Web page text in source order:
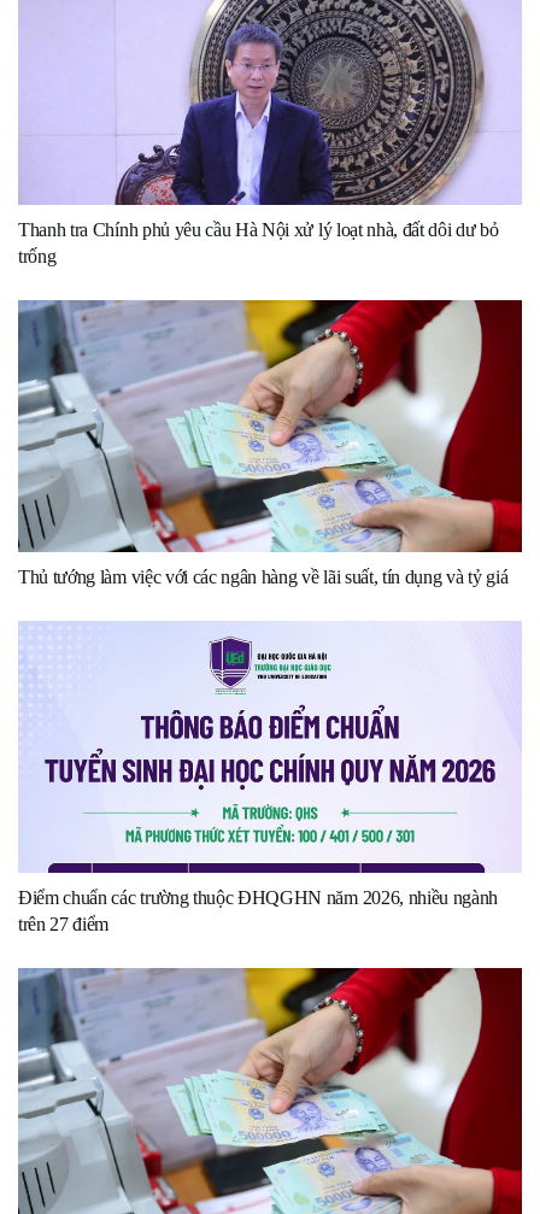
Thanh tra Chính phủ yêu cầu Hà Nội xử lý loạt nhà, đất dôi dư bỏ
trống
Thủ tướng làm việc với các ngân hàng về lãi suất, tín dụng và tỷ giá
Điểm chuẩn các trường thuộc ĐHQGHN năm 2026, nhiều ngành
trên 27 điểm